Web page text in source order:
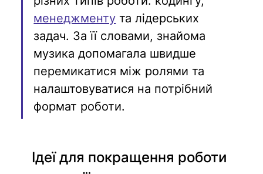
менеджменту та лідерських
задач. За її словами, знайома
музика допомагала швидше
перемикатися між ролями та
налаштовуватися на потрібний
формат роботи.
Ідеї для покращення роботи